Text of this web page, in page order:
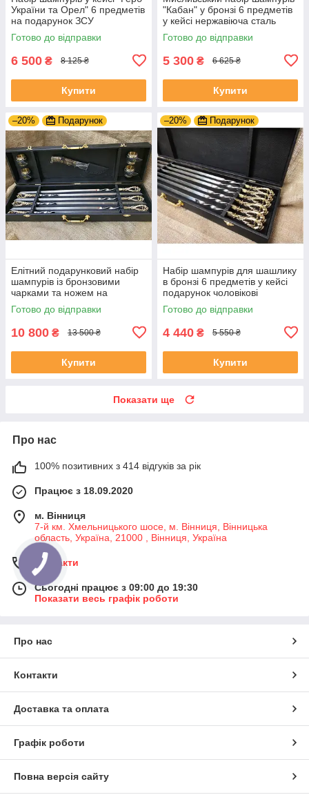
України та Орел" 6 предметів
на подарунок ЗСУ
Готово до відправки
6 500 ₴ 8 125 ₴
Купити
"Кабан" у бронзі 6 предметів
у кейсі нержавіюча сталь
Готово до відправки
5 300 ₴ 6 625 ₴
Купити
–20% Подарунок
Елітний подарунковий набір
шампурів із бронзовими
чарками та ножем на
подарунок директору
Готово до відправки
10 800 ₴ 13 500 ₴
Купити
–20% Подарунок
Набір шампурів для шашлику
в бронзі 6 предметів у кейсі
подарунок чоловікові
Готово до відправки
4 440 ₴ 5 550 ₴
Купити
Показати ще
Про нас
100% позитивних з 414 відгуків за рік
Працює з 18.09.2020
м. Вінниця
7-й км. Хмельницького шосе, м. Вінниця, Вінницька
область, Україна, 21000 , Вінниця, Україна
Контакти
Сьогодні працює з 09:00 до 19:30
Показати весь графік роботи
Про нас
Контакти
Доставка та оплата
Графік роботи
Повна версія сайту